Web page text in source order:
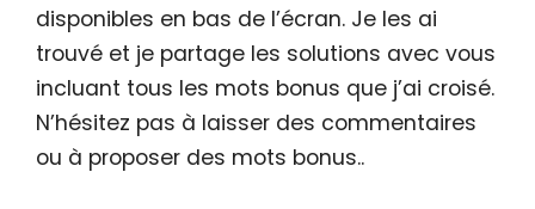
disponibles en bas de l’écran. Je les ai
trouvé et je partage les solutions avec vous
incluant tous les mots bonus que j’ai croisé.
N’hésitez pas à laisser des commentaires
ou à proposer des mots bonus..